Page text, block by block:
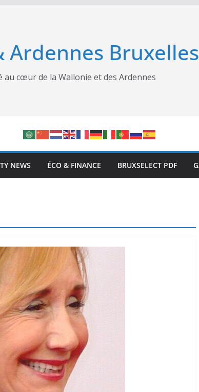
Ardennes
au cœur de la Wallonie et des Ardennes
NEWS ÉCO & FINANCE BRUXSELECT PDF